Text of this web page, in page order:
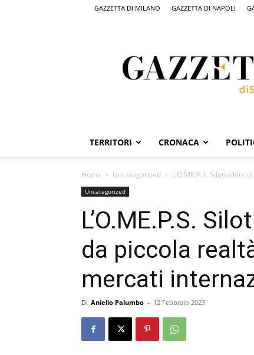
GAZZETTA DI MILANO GAZZETTA DI NAPOLI
Salerno,
il
quotidiano
Salerno
TERRITORI CRONACA
Home Uncategorized L’O.ME.P.S. Silotrailers
Uncategorized
L’O.ME.P.S.
da piccola
mercati
Di Aniello Palumbo - 12 Febbraio 2023